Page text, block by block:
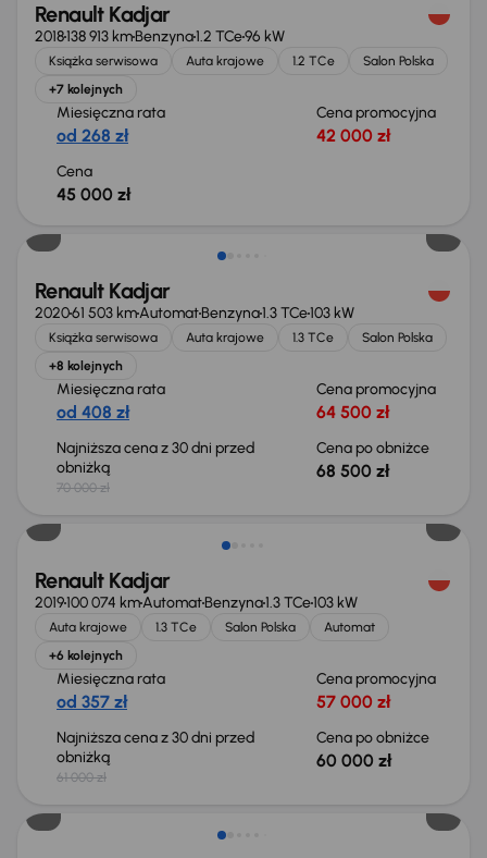
Renault Kadjar
2018138 913 kmBenzyna1.2 TCe96 kW
Książka serwisowa Auta krajowe 1.2 TCe
Salon Polska
+7 kolejnych
Miesięczna rata
od 268 zł
Cena promocyjna
42 000 zł
Cena
45 000 zł
Taniej o 1 500 zł
Renault Kadjar
202061 503 kmAutomatBenzyna1.3 TCe103 kW
Książka serwisowa Auta krajowe 1.3 TCe
Salon Polska
+8 kolejnych
Miesięczna rata
od 408 zł
Cena promocyjna
64 500 zł
Najniższa cena z 30 dni przed
obniżką
70 000 zł
Cena po obniżce
68 500 zł
Taniej o 1 000 zł
Renault Kadjar
2019100 074 kmAutomatBenzyna1.3 TCe103 kW
Auta krajowe 1.3 TCe Salon Polska
Automat
+6 kolejnych
Miesięczna rata
od 357 zł
Cena promocyjna
57 000 zł
Najniższa cena z 30 dni przed
obniżką
61 000 zł
Cena po obniżce
60 000 zł
Taniej o 500 zł